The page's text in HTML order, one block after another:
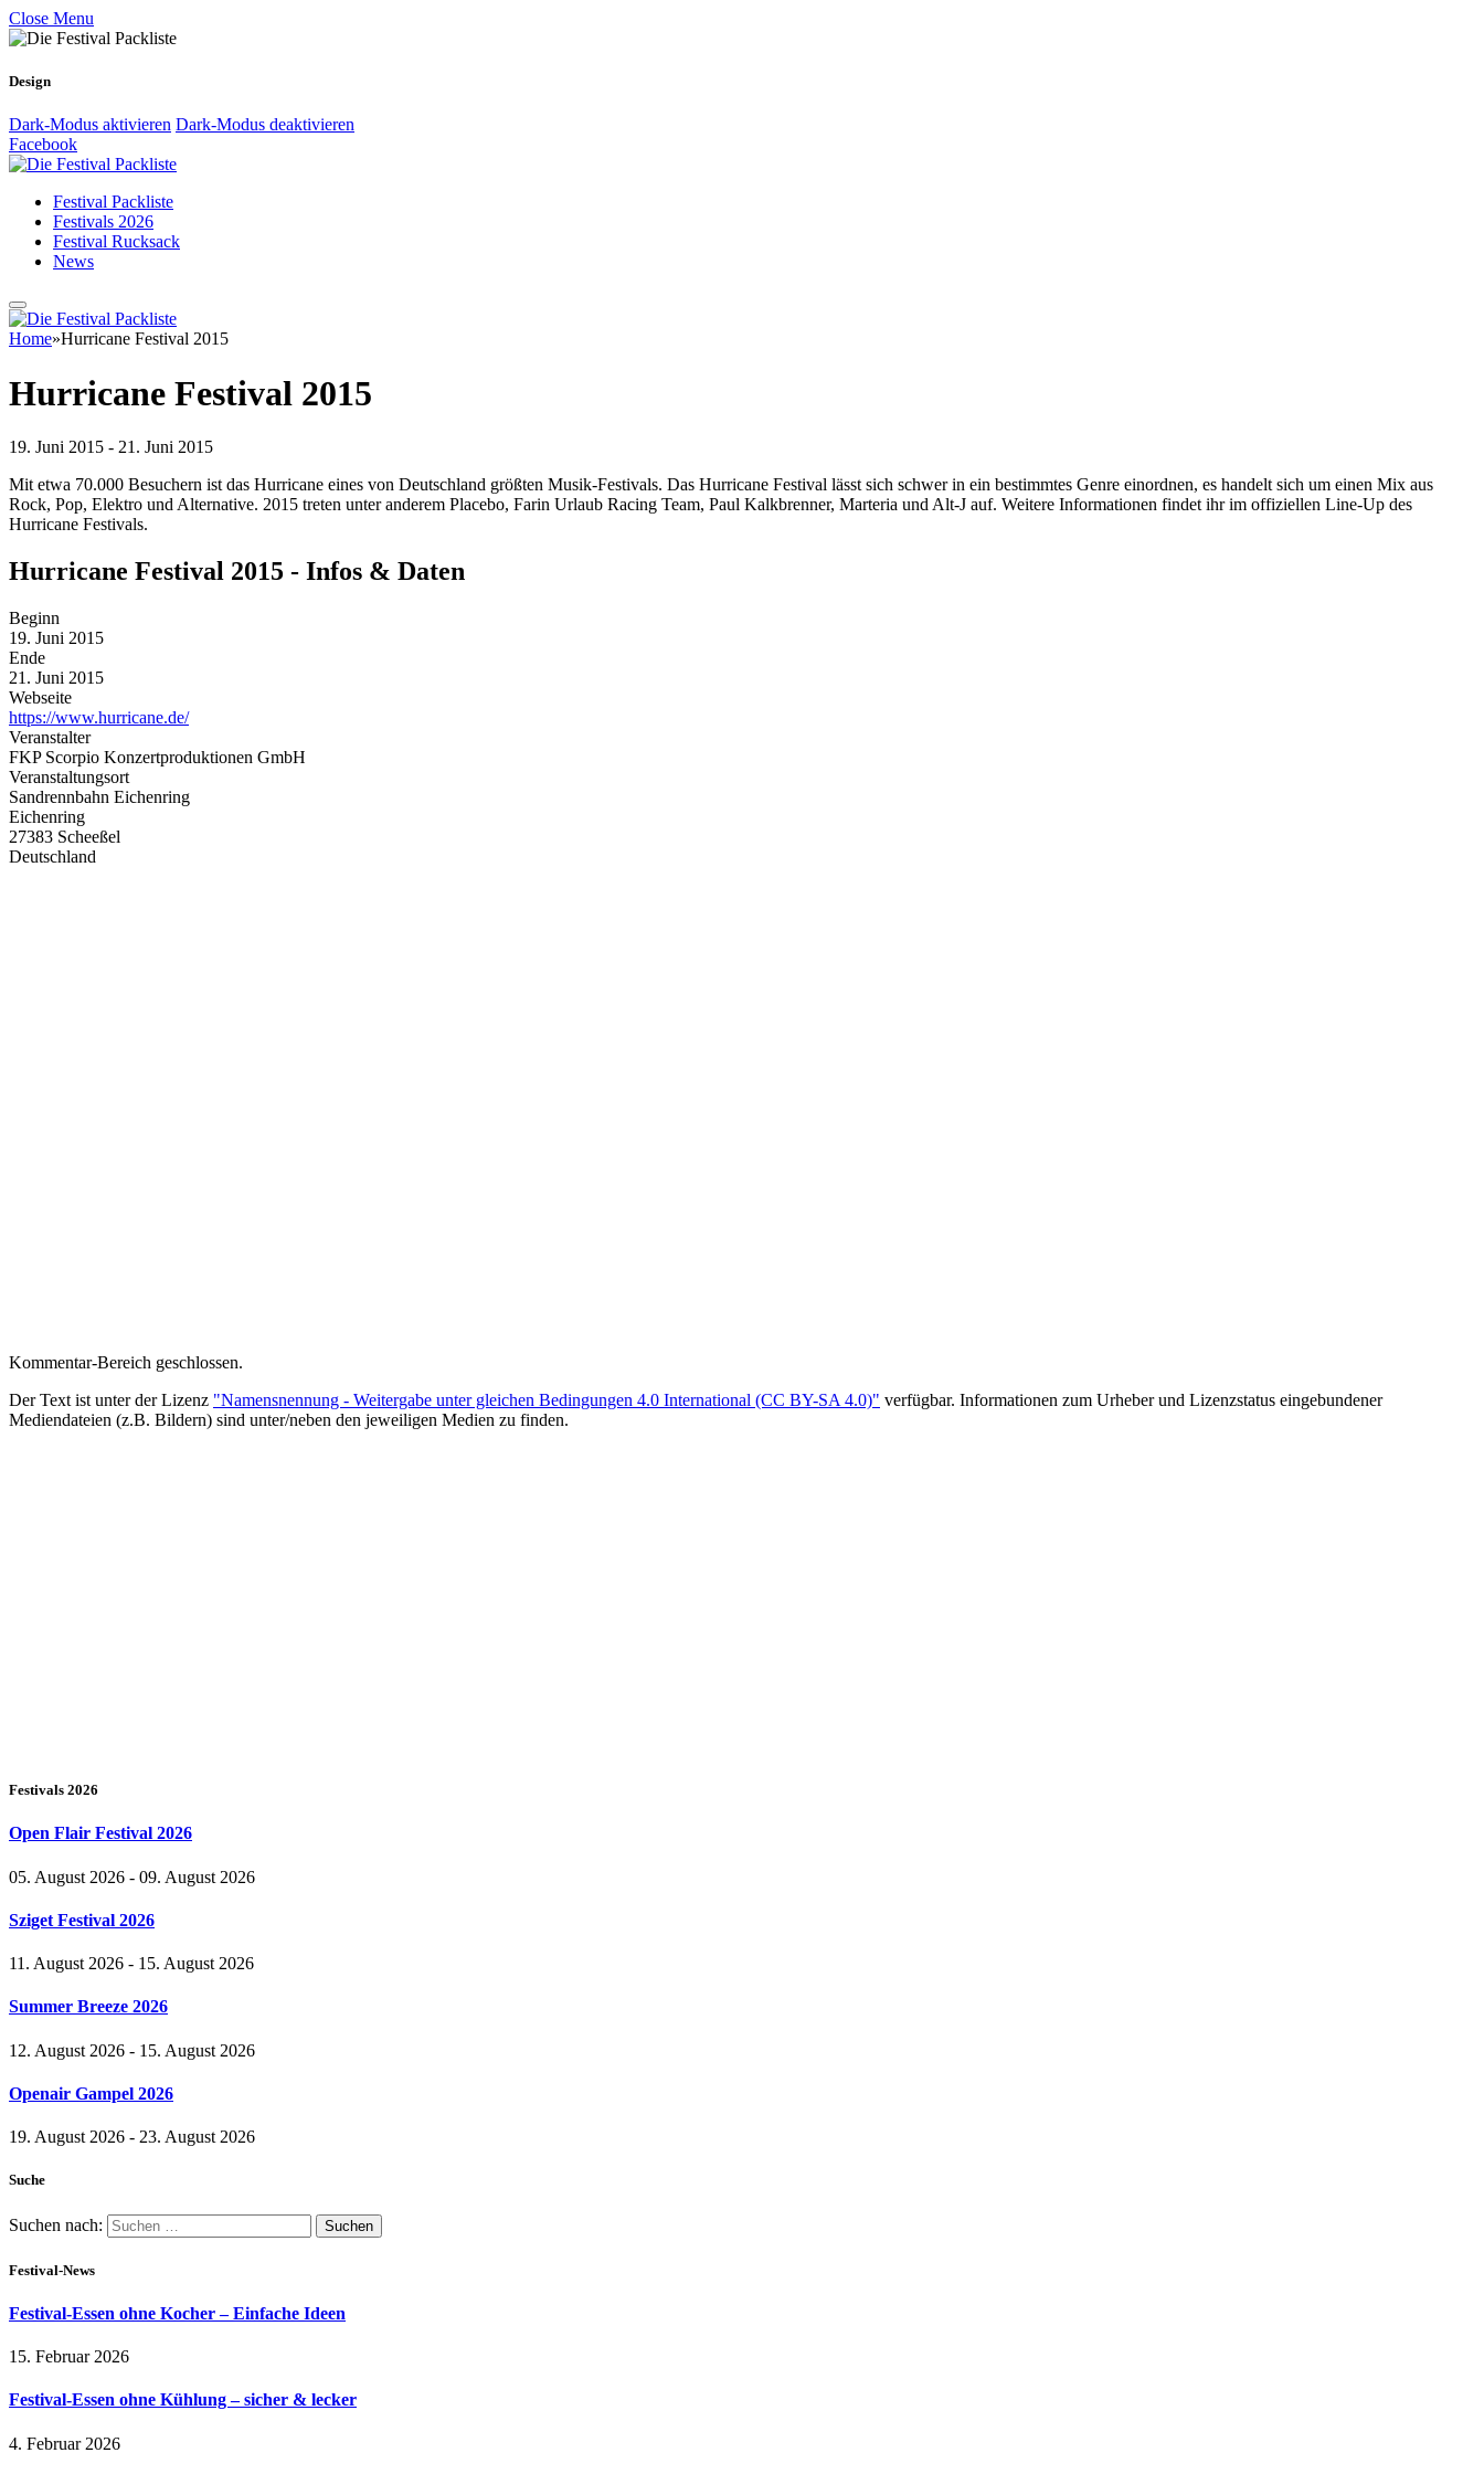
Close Menu
Design
Dark-Modus aktivieren Dark-Modus deaktivieren
Facebook
Festival Packliste
Festivals 2026
Festival Rucksack
News
Home»Hurricane Festival 2015
Hurricane Festival 2015
19. Juni 2015 - 21. Juni 2015
Mit etwa 70.000 Besuchern ist das Hurricane eines von Deutschland größten Musik-Festivals. Das Hurricane Festival lässt sich schwer in ein bestimmtes Genre einordnen, es handelt sich um einen Mix aus
Rock, Pop, Elektro und Alternative. 2015 treten unter anderem Placebo, Farin Urlaub Racing Team, Paul Kalkbrenner, Marteria und Alt-J auf. Weitere Informationen findet ihr im offiziellen Line-Up des
Hurricane Festivals.
Hurricane Festival 2015 - Infos & Daten
Beginn
19. Juni 2015
Ende
21. Juni 2015
Webseite
https://www.hurricane.de/
Veranstalter
FKP Scorpio Konzertproduktionen GmbH
Veranstaltungsort
Sandrennbahn Eichenring
Eichenring
27383 Scheeßel
Deutschland
Kommentar-Bereich geschlossen.
Der Text ist unter der Lizenz "Namensnennung - Weitergabe unter gleichen Bedingungen 4.0 International (CC BY-SA 4.0)" verfügbar. Informationen zum Urheber und Lizenzstatus eingebundener
Mediendateien (z.B. Bildern) sind unter/neben den jeweiligen Medien zu finden.
Festivals 2026
Open Flair Festival 2026
05. August 2026 - 09. August 2026
Sziget Festival 2026
11. August 2026 - 15. August 2026
Summer Breeze 2026
12. August 2026 - 15. August 2026
Openair Gampel 2026
19. August 2026 - 23. August 2026
Suche
Suchen nach:
Festival-News
Festival-Essen ohne Kocher – Einfache Ideen
15. Februar 2026
Festival-Essen ohne Kühlung – sicher & lecker
4. Februar 2026